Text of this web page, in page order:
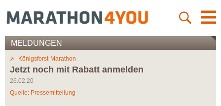
MELDUNGEN
Königsforst-Marathon
Jetzt noch mit Rabatt anmelden
26.02.20
Quelle: Pressemitteilung